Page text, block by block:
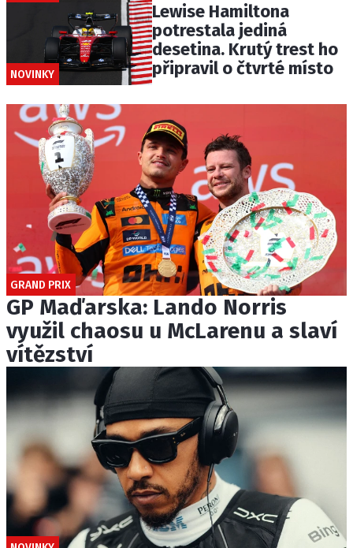
NOVINKY
Lewise Hamiltona
potrestala jediná
desetina. Krutý trest ho
připravil o čtvrté místo
GRAND PRIX
GP Maďarska: Lando Norris
využil chaosu u McLarenu a slaví
vítězství